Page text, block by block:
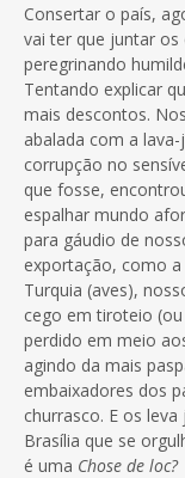
Consertar o país,
vai ter que juntar os
peregrinando
Tentando explicar
mais descontos.
abalada com a
corrupção no
que fosse,
espalhar mundo
para gáudio de
exportação, como a
Turquia (aves),
cego em tiroteio
perdido em meio
agindo da mais
embaixadores dos
churrasco. E os
Brasília que se
é uma Chose de loc?